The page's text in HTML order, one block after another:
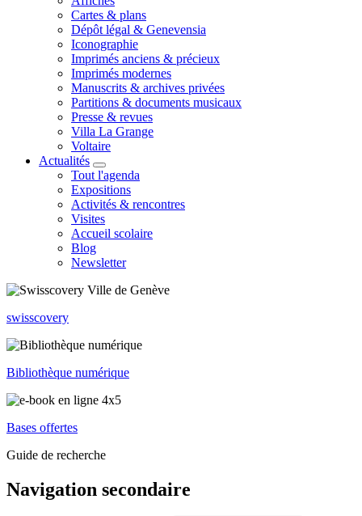
Cartes & plans
Dépôt légal & Genevensia
Iconographie
Imprimés anciens & précieux
Imprimés modernes
Manuscrits & archives privées
Partitions & documents musicaux
Presse & revues
Villa La Grange
Voltaire
Actualités
Tout l'agenda
Expositions
Activités & rencontres
Visites
Accueil scolaire
Blog
Newsletter
swisscovery
Bibliothèque numérique
Bases offertes
Guide de recherche
Navigation secondaire